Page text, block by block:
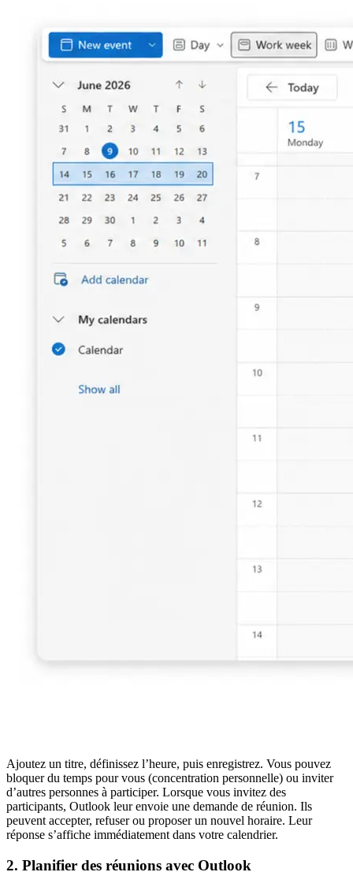
Ajoutez un titre, définissez l’heure, puis enregistrez. Vous pouvez
bloquer du temps pour vous (concentration personnelle) ou inviter
d’autres personnes à participer. Lorsque vous invitez des
participants, Outlook leur envoie une demande de réunion. Ils
peuvent accepter, refuser ou proposer un nouvel horaire. Leur
réponse s’affiche immédiatement dans votre calendrier.
2. Planifier des réunions avec Outlook